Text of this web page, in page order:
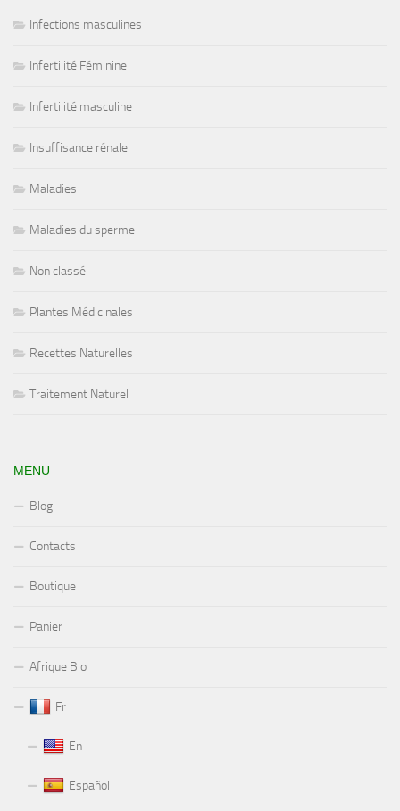
Infections masculines
Infertilité Féminine
Infertilité masculine
Insuffisance rénale
Maladies
Maladies du sperme
Non classé
Plantes Médicinales
Recettes Naturelles
Traitement Naturel
MENU
Blog
Contacts
Boutique
Panier
Afrique Bio
Fr
En
Español